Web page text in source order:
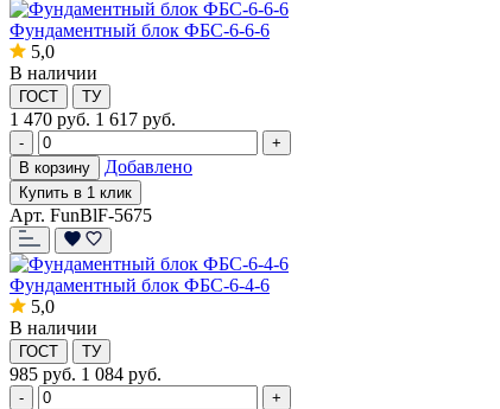
Фундаментный блок ФБС-6-6-6
5,0
В наличии
ГОСТ ТУ
1 470 руб. 1 617 руб.
-
+
В корзину
Добавлено
Купить в 1 клик
Арт. FunBlF-5675
Фундаментный блок ФБС-6-4-6
5,0
В наличии
ГОСТ ТУ
985 руб. 1 084 руб.
-
+